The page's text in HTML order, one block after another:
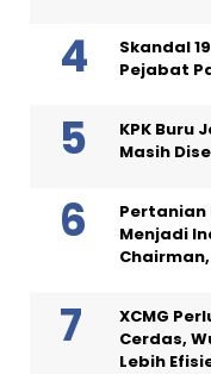
Skandal
Pejabat
KPK Buru
Masih
Pertanian
Menjadi
XCMG
Cerdas,
Lebih